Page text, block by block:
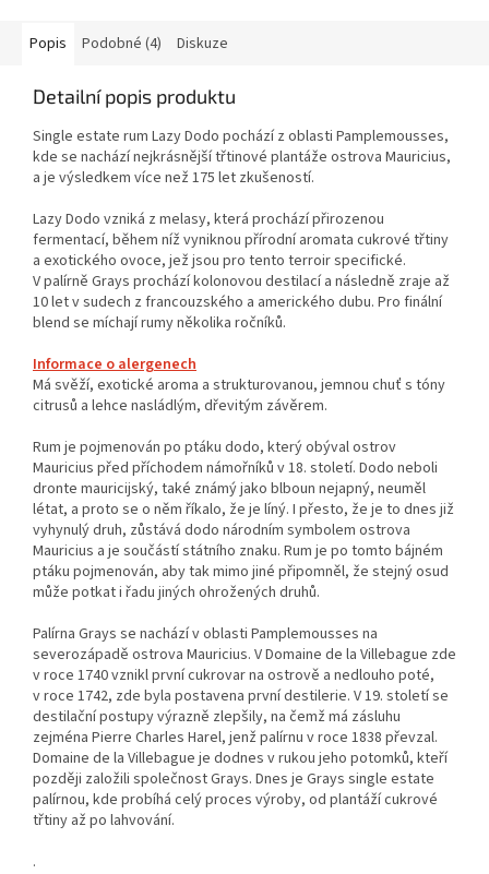
Popis Podobné (4) Diskuze
Detailní popis produktu
Single estate rum Lazy Dodo pochází z oblasti Pamplemousses,
kde se nachází nejkrásnější třtinové plantáže ostrova Mauricius,
a je výsledkem více než 175 let zkušeností.
Lazy Dodo vzniká z melasy, která prochází přirozenou
fermentací, během níž vyniknou přírodní aromata cukrové třtiny
a exotického ovoce, jež jsou pro tento terroir specifické.
V palírně Grays prochází kolonovou destilací a následně zraje až
10 let v sudech z francouzského a amerického dubu. Pro finální
blend se míchají rumy několika ročníků.
Informace o alergenech
Má svěží, exotické aroma a strukturovanou, jemnou chuť s tóny
citrusů a lehce nasládlým, dřevitým závěrem.
Rum je pojmenován po ptáku dodo, který obýval ostrov
Mauricius před příchodem námořníků v 18. století. Dodo neboli
dronte mauricijský, také známý jako blboun nejapný, neuměl
létat, a proto se o něm říkalo, že je líný. I přesto, že je to dnes již
vyhynulý druh, zůstává dodo národním symbolem ostrova
Mauricius a je součástí státního znaku. Rum je po tomto bájném
ptáku pojmenován, aby tak mimo jiné připomněl, že stejný osud
může potkat i řadu jiných ohrožených druhů.
Palírna Grays se nachází v oblasti Pamplemousses na
severozápadě ostrova Mauricius. V Domaine de la Villebague zde
v roce 1740 vznikl první cukrovar na ostrově a nedlouho poté,
v roce 1742, zde byla postavena první destilerie. V 19. století se
destilační postupy výrazně zlepšily, na čemž má zásluhu
zejména Pierre Charles Harel, jenž palírnu v roce 1838 převzal.
Domaine de la Villebague je dodnes v rukou jeho potomků, kteří
později založili společnost Grays. Dnes je Grays single estate
palírnou, kde probíhá celý proces výroby, od plantáží cukrové
třtiny až po lahvování.
.